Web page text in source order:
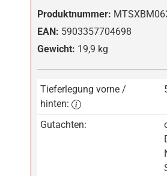
Produktnummer:
EAN: 5903357704698
Gewicht: 19,9 kg
Tieferlegung vorne /
hinten:
Gutachten: